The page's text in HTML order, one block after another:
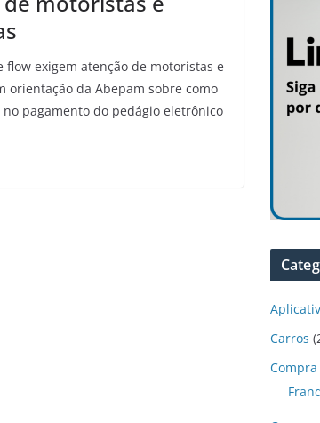
flow exigem atenção de motoristas e
orientação da Abepam sobre como
pagamento do pedágio eletrônico
Carros